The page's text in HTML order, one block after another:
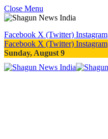
Close Menu
Facebook X (Twitter) Instagram
Facebook X (Twitter) Instagram
Sunday, August 9